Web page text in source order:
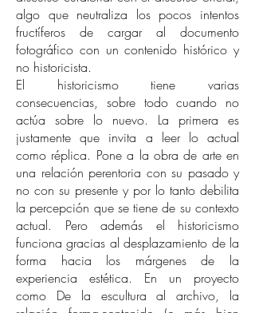
algo que neutraliza los pocos intentos
fructíferos de cargar al documento
fotográfico con un contenido histórico y
no historicista.
El historicismo tiene varias
consecuencias, sobre todo cuando no
actúa sobre lo nuevo. La primera es
justamente que invita a leer lo actual
como réplica. Pone a la obra de arte en
una relación perentoria con su pasado y
no con su presente y por lo tanto debilita
la percepción que se tiene de su contexto
actual. Pero además el historicismo
funciona gracias al desplazamiento de la
forma hacia los márgenes de la
experiencia estética. En un proyecto
como De la escultura al archivo, la